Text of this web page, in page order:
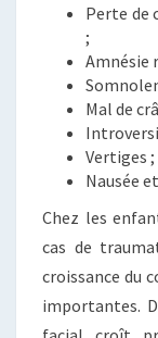
Perte de
;
Amnésie
Mal de
Vertiges ;
Nausée
Chez les
cas de
croissance du
importantes.